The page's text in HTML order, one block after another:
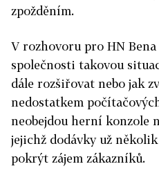
zpožděním.
V rozhovoru pro HN
společnosti takovou
dále rozšiřovat nebo jak
nedostatkem
neobejdou herní konzole
jejichž dodávky už
pokrýt zájem zákazníků.